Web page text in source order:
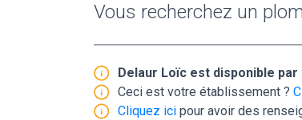
Vous recherchez un
Delaur Loïc est disponible
Ceci est votre établissement ?
Cliquez ici pour avoir des